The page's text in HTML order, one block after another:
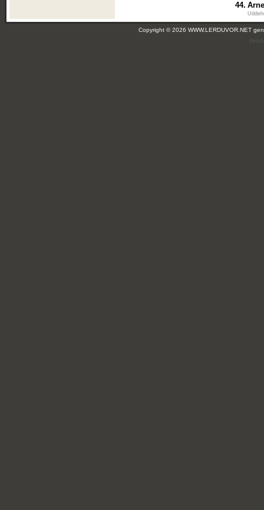
44.
Copyright © 2026 WWW.LERDUVOR.NET